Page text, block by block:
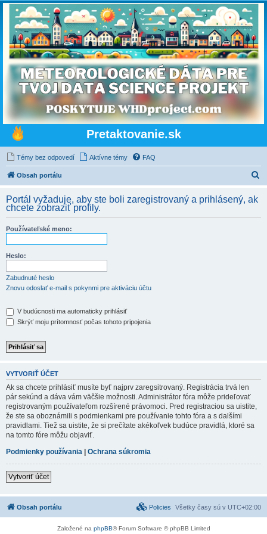
Pretaktovanie.sk
Témy bez odpovedí Aktívne témy FAQ
Obsah portálu
d
Portál vyžaduje, aby ste boli zaregistrovaný a prihlásený, ak
chcete zobraziť profily.
Používateľské meno:
Heslo:
Zabudnuté heslo
Znovu odoslať e-mail s pokynmi pre aktiváciu účtu
V budúcnosti ma automaticky prihlásiť
Skrýť moju prítomnosť počas tohoto pripojenia
VYTVORIŤ ÚČET
Ak sa chcete prihlásiť musíte byť najprv zaregsitrovaný. Registrácia trvá len
pár sekúnd a dáva vám väčšie možnosti. Administrátor fóra môže prideľovať
registrovaným používateľom rozšírené právomoci. Pred registraciou sa uistite,
že ste sa oboznámili s podmienkami pre používanie tohto fóra a s dalšími
pravidlami. Tiež sa uistite, že si prečítate akékoľvek budúce pravidlá, ktoré sa
na tomto fóre môžu objaviť.
Podmienky používania | Ochrana súkromia
Vytvoriť účet
Obsah portálu Všetky časy sú v UTC+02:00
Policies
Založené na phpBB® Forum Software © phpBB Limited